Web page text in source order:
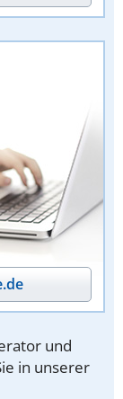
und
in unserer